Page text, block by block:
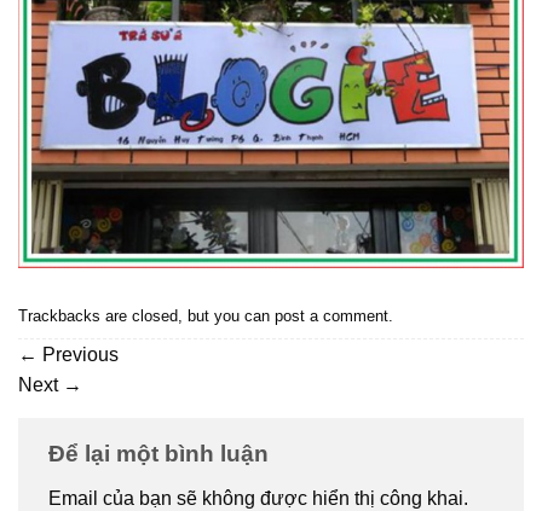
Trackbacks are closed, but you can post a comment.
← Previous
Next →
Để lại một bình luận
Email của bạn sẽ không được hiển thị công khai.